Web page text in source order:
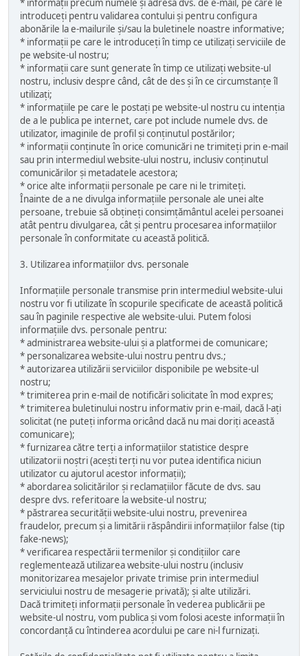
* informații precum numele și adresa dvs. de e-mail, pe care le
introduceți pentru validarea contului și pentru configura
abonările la e-mailurile și/sau la buletinele noastre informative;
* informații pe care le introduceți în timp ce utilizați serviciile de
pe website-ul nostru;
* informații care sunt generate în timp ce utilizați website-ul
nostru, inclusiv despre când, cât de des și în ce circumstanțe îl
utilizați;
* informațiile pe care le postați pe website-ul nostru cu intenția
de a le publica pe internet, care pot include numele dvs. de
utilizator, imaginile de profil și conținutul postărilor;
* informații conținute în orice comunicări ne trimiteți prin e-mail
sau prin intermediul website-ului nostru, inclusiv conținutul
comunicărilor și metadatele acestora;
* orice alte informații personale pe care ni le trimiteți.
Înainte de a ne divulga informațiile personale ale unei alte
persoane, trebuie să obțineți consimțământul acelei persoanei
atât pentru divulgarea, cât și pentru procesarea informațiilor
personale în conformitate cu această politică.
3. Utilizarea informațiilor dvs. personale
Informațiile personale transmise prin intermediul website-ului
nostru vor fi utilizate în scopurile specificate de această politică
sau în paginile respective ale website-ului. Putem folosi
informațiile dvs. personale pentru:
* administrarea website-ului și a platformei de comunicare;
* personalizarea website-ului nostru pentru dvs.;
* autorizarea utilizării serviciilor disponibile pe website-ul
nostru;
* trimiterea prin e-mail de notificări solicitate în mod expres;
* trimiterea buletinului nostru informativ prin e-mail, dacă l-ați
solicitat (ne puteți informa oricând dacă nu mai doriți această
comunicare);
* furnizarea către terți a informațiilor statistice despre
utilizatorii noștri (acești terți nu vor putea identifica niciun
utilizator cu ajutorul acestor informații);
* abordarea solicitărilor și reclamațiilor făcute de dvs. sau
despre dvs. referitoare la website-ul nostru;
* păstrarea securității website-ului nostru, prevenirea
fraudelor, precum și a limitării răspândirii informațiilor false (tip
fake-news);
* verificarea respectării termenilor și condițiilor care
reglementează utilizarea website-ului nostru (inclusiv
monitorizarea mesajelor private trimise prin intermediul
serviciului nostru de mesagerie privată); și alte utilizări.
Dacă trimiteți informații personale în vederea publicării pe
website-ul nostru, vom publica și vom folosi aceste informații în
concordanță cu întinderea acordului pe care ni-l furnizați.